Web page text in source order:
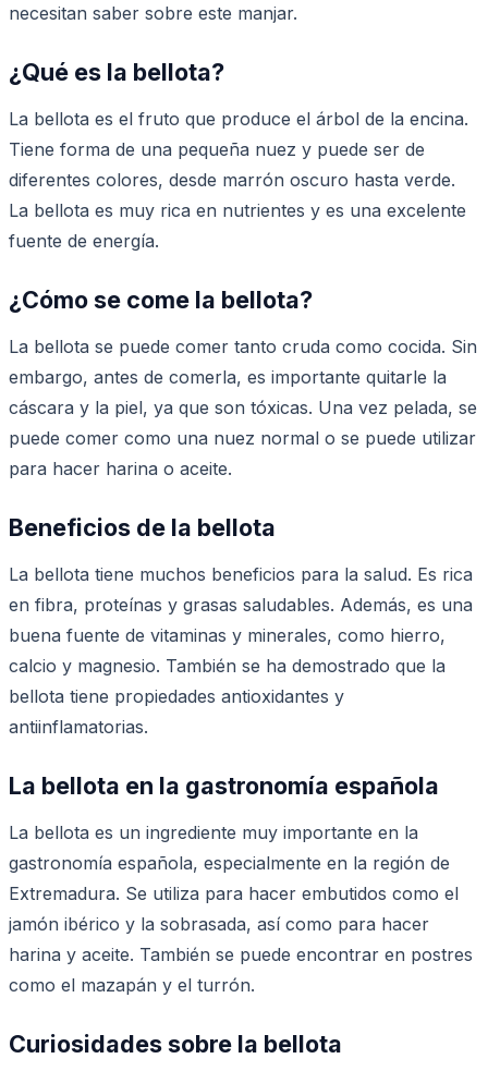
necesitan saber sobre este manjar.
¿Qué es la bellota?
La bellota es el fruto que produce el árbol de la encina.
Tiene forma de una pequeña nuez y puede ser de
diferentes colores, desde marrón oscuro hasta verde.
La bellota es muy rica en nutrientes y es una excelente
fuente de energía.
¿Cómo se come la bellota?
La bellota se puede comer tanto cruda como cocida. Sin
embargo, antes de comerla, es importante quitarle la
cáscara y la piel, ya que son tóxicas. Una vez pelada, se
puede comer como una nuez normal o se puede utilizar
para hacer harina o aceite.
Beneficios de la bellota
La bellota tiene muchos beneficios para la salud. Es rica
en fibra, proteínas y grasas saludables. Además, es una
buena fuente de vitaminas y minerales, como hierro,
calcio y magnesio. También se ha demostrado que la
bellota tiene propiedades antioxidantes y
antiinflamatorias.
La bellota en la gastronomía española
La bellota es un ingrediente muy importante en la
gastronomía española, especialmente en la región de
Extremadura. Se utiliza para hacer embutidos como el
jamón ibérico y la sobrasada, así como para hacer
harina y aceite. También se puede encontrar en postres
como el mazapán y el turrón.
Curiosidades sobre la bellota